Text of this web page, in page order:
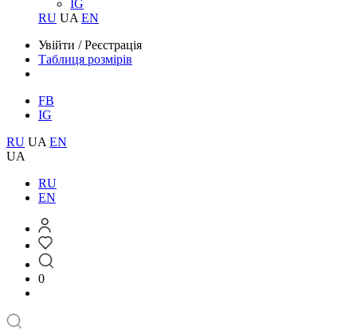
IG
RU UA EN
Увійти /Реєстрація
Таблиця розмірів
FB
IG
RU UA EN
UA
RU
EN
0